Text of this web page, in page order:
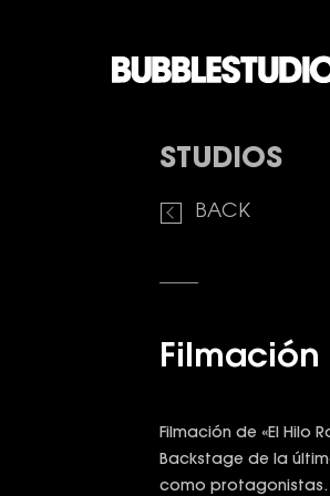
STUDIOS
BACK
Filmación
Filmación de «El Hilo
Backstage de la
como protagonistas.